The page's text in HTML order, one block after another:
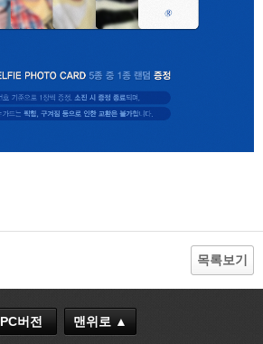
목록보기
PC버전 맨위로 ▲